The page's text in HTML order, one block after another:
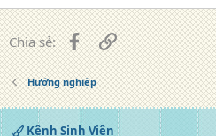
Chia sẻ: FacebookLiên kết
Hướng nghiệp
Kênh Sinh Viên